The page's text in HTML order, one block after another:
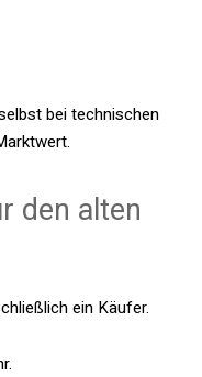
bei technischen
den alten
ein Käufer.